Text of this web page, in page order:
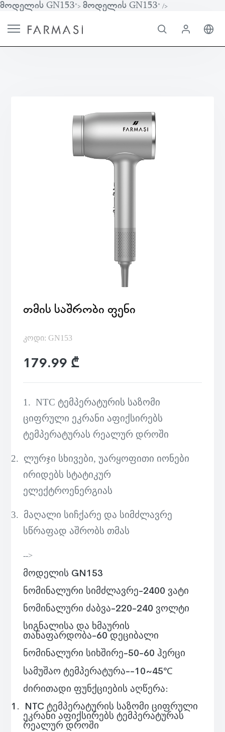
მოდელის GN153"> მოდელის GN153" />
ᲗᲛᲘᲡ ᲡᲐᲨᲠᲝᲑᲘ ᲤᲔᲜᲘ
კოდი: GN153
179.99 ₾
1. NTC ტემპერატურის საზომი
ციფრული ეკრანი აფიქსირებს
ტემპერატურას რეალურ დროში
2. ლურჯი სხივები, უარყოფითი იონები
ირიდებს სტატიკურ
ელექტროენერგიას
3. მაღალი სიჩქარე და სიმძლავრე
სწრაფად აშრობს თმას
-->
მოდელის GN153
ნომინალური სიმძლავრე-2400 ვატი
ნომინალური ძაბვა-220-240 ვოლტი
სიგნალისა და ხმაურის
თანაფარდობა-60 დეციბალი
ნომინალური სიხშირე-50-60 ჰერცი
სამუშაო ტემპერატურა--10~45℃
ძირითადი ფუნქციების აღწერა:
1. NTC ტემპერატურის საზომი ციფრული
ეკრანი აფიქსირებს ტემპერატურას
რეალურ დროში